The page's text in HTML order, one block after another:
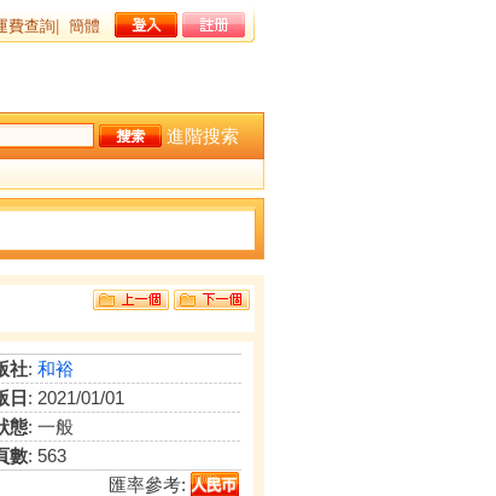
費查詢 簡體
進階搜索
社: 和裕
日 : 2021/01/01
態: 一般
數: 563
匯率參考: